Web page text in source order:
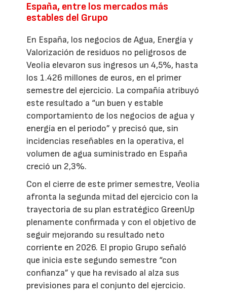
España, entre los mercados más
estables del Grupo
En España, los negocios de Agua, Energía y
Valorización de residuos no peligrosos de
Veolia elevaron sus ingresos un 4,5%, hasta
los 1.426 millones de euros, en el primer
semestre del ejercicio. La compañía atribuyó
este resultado a “un buen y estable
comportamiento de los negocios de agua y
energía en el periodo” y precisó que, sin
incidencias reseñables en la operativa, el
volumen de agua suministrado en España
creció un 2,3%.
Con el cierre de este primer semestre, Veolia
afronta la segunda mitad del ejercicio con la
trayectoria de su plan estratégico GreenUp
plenamente confirmada y con el objetivo de
seguir mejorando su resultado neto
corriente en 2026. El propio Grupo señaló
que inicia este segundo semestre “con
confianza” y que ha revisado al alza sus
previsiones para el conjunto del ejercicio.